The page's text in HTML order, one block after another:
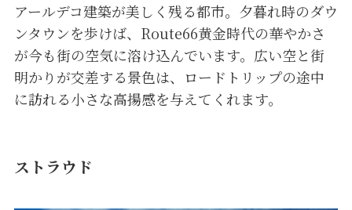
アールデコ建築が美しく残る都市。夕暮れ時のダウ
ンタウンを歩けば、Route66黄金時代の華やかさ
が今も街の空気に溶け込んでいます。広い空と街
明かりが交差する景色は、ロードトリップの途中
に訪れる小さな高揚感を与えてくれます。
ストラウド